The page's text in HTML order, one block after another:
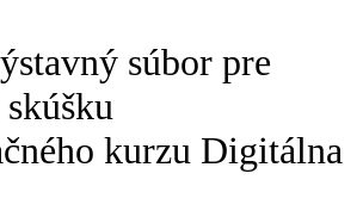
súbor pre
kurzu Digitálna